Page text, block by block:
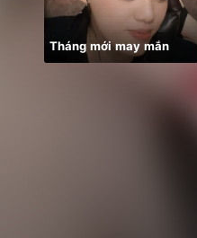
Tháng mới may mắn